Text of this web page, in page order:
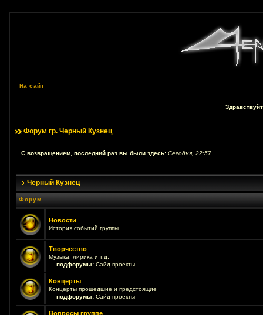
На сайт
Форум гр. Черный Кузнец
С возвращением, последний раз вы были здесь: Сегодня, 22:57
Черный Кузнец
Форум
Новости
История событий группы
Творчество
Музыка, лирика и т.д.
— подфорумы: Сайд-проекты
Концерты
Концерты прошедшие и предстоящие
— подфорумы: Сайд-проекты
Вопросы группе